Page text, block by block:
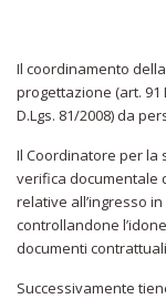
Il coordinamento
progettazione (art. 91
D.Lgs. 81/2008) da
Il Coordinatore per
verifica documentale
relative all’ingresso
controllandone
documenti
Successivamente